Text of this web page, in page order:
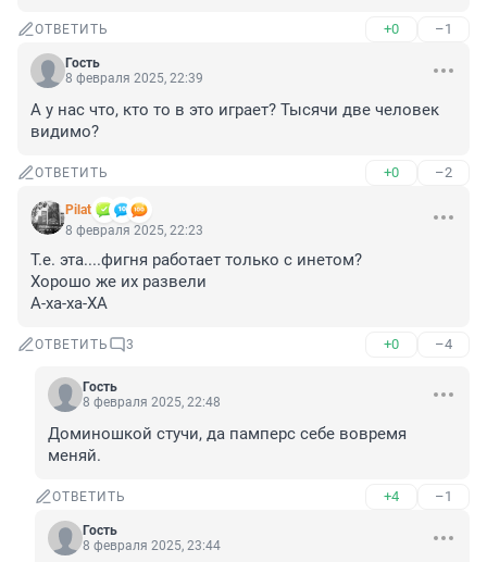
ОТВЕТИТЬ +0 –1
Гость
8 февраля 2025, 22:39
А у нас что, кто то в это играет? Тысячи две человек
видимо?
ОТВЕТИТЬ +0 –2
Pilat
8 февраля 2025, 22:23
Т.е. эта....фигня работает только с инетом?
Хорошо же их развели
А-ха-ха-ХА
ОТВЕТИТЬ 3 +0 –4
Гость
8 февраля 2025, 22:48
Доминошкой стучи, да памперс себе вовремя
меняй.
ОТВЕТИТЬ +4 –1
Гость
8 февраля 2025, 23:44